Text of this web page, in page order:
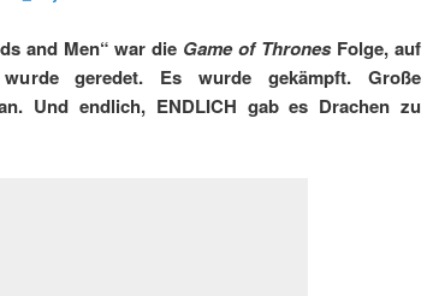
and Men“ war die Game of ThronesFolge, auf
geredet. Es wurde gekämpft. Große
Und endlich, ENDLICH gab es Drachen zu